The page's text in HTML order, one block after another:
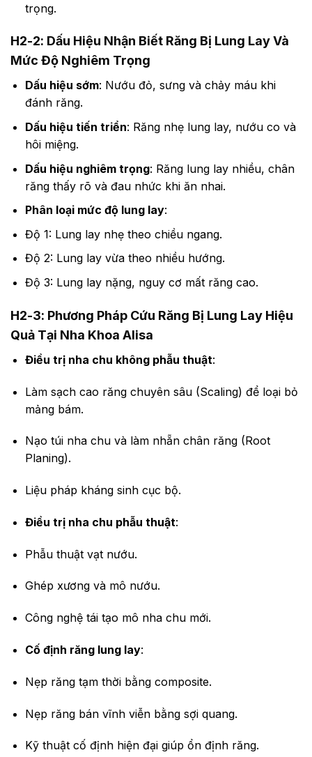
trọng.
H2-2: Dấu Hiệu Nhận Biết Răng Bị Lung Lay Và
Mức Độ Nghiêm Trọng
Dấu hiệu sớm: Nướu đỏ, sưng và chảy máu khi
đánh răng.
Dấu hiệu tiến triển: Răng nhẹ lung lay, nướu co và
hôi miệng.
Dấu hiệu nghiêm trọng: Răng lung lay nhiều, chân
răng thấy rõ và đau nhức khi ăn nhai.
Phân loại mức độ lung lay:
Độ 1: Lung lay nhẹ theo chiều ngang.
Độ 2: Lung lay vừa theo nhiều hướng.
Độ 3: Lung lay nặng, nguy cơ mất răng cao.
H2-3: Phương Pháp Cứu Răng Bị Lung Lay Hiệu
Quả Tại Nha Khoa Alisa
Điều trị nha chu không phẫu thuật:
Làm sạch cao răng chuyên sâu (Scaling) để loại bỏ
mảng bám.
Nạo túi nha chu và làm nhẵn chân răng (Root
Planing).
Liệu pháp kháng sinh cục bộ.
Điều trị nha chu phẫu thuật:
Phẫu thuật vạt nướu.
Ghép xương và mô nướu.
Công nghệ tái tạo mô nha chu mới.
Cố định răng lung lay:
Nẹp răng tạm thời bằng composite.
Nẹp răng bán vĩnh viễn bằng sợi quang.
Kỹ thuật cố định hiện đại giúp ổn định răng.